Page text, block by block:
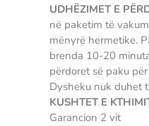
UDHËZIMET E
në paketim të
mënyrë hermetike.
brenda 10-20
përdoret së paku
Dysheku nuk duhet
KUSHTET E
Garancion 2 vit